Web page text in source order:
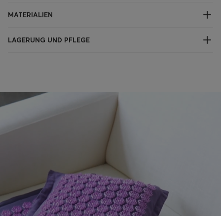
MATERIALIEN
LAGERUNG UND PFLEGE